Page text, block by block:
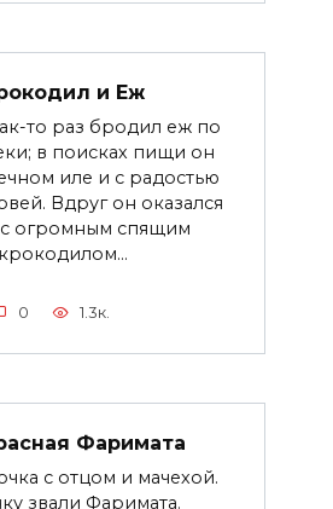
и Еж
то раз бродил еж по
в поисках пищи он
иле и с радостью
Вдруг он оказался
огромным спящим
крокодилом...
0 1.3к.
Фаримата
с отцом и мачехой.
звали Фаримата.